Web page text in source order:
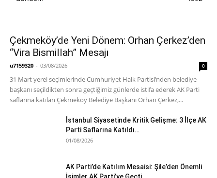
Çekmeköy’de Yeni Dönem: Orhan Çerkez’den
“Vira Bismillah” Mesajı
u7159320 - 03/08/2026 0
31 Mart yerel seçimlerinde Cumhuriyet Halk Partisi’nden belediye
başkanı seçildikten sonra geçtiğimiz günlerde istifa ederek AK Parti
saflarına katılan Çekmeköy Belediye Başkanı Orhan Çerkez,...
İstanbul Siyasetinde Kritik Gelişme: 3 İlçe AK
Parti Saflarına Katıldı…
01/08/2026
AK Parti’de Katılım Mesaisi: Şile’den Önemli